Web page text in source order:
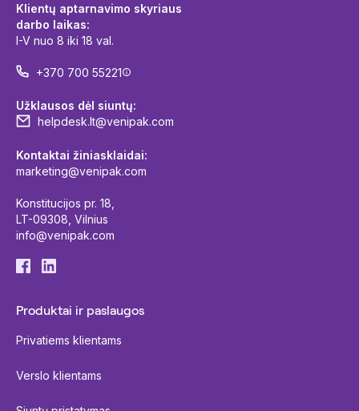
Klientų aptarnavimo skyriaus
darbo laikas:
I-V nuo 8 iki 18 val.
+370 700 55221
Užklausos dėl siuntų:
helpdesk.lt@venipak.com
Kontaktai žiniasklaidai:
marketing@venipak.com
Konstitucijos pr. 18,
LT-09308, Vilnius
info@venipak.com
Produktai ir paslaugos
Privatiems klientams
Verslo klientams